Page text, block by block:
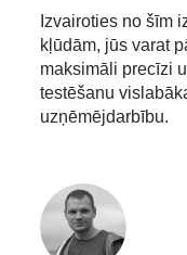
Izvairoties no šīm
kļūdām, jūs varat
maksimāli precīzi
testēšanu
uzņēmējdarbību.